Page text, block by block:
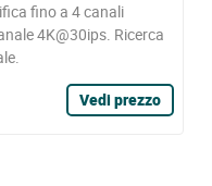
fino a 4 canali
4K@30ips. Ricerca
Vedi prezzo